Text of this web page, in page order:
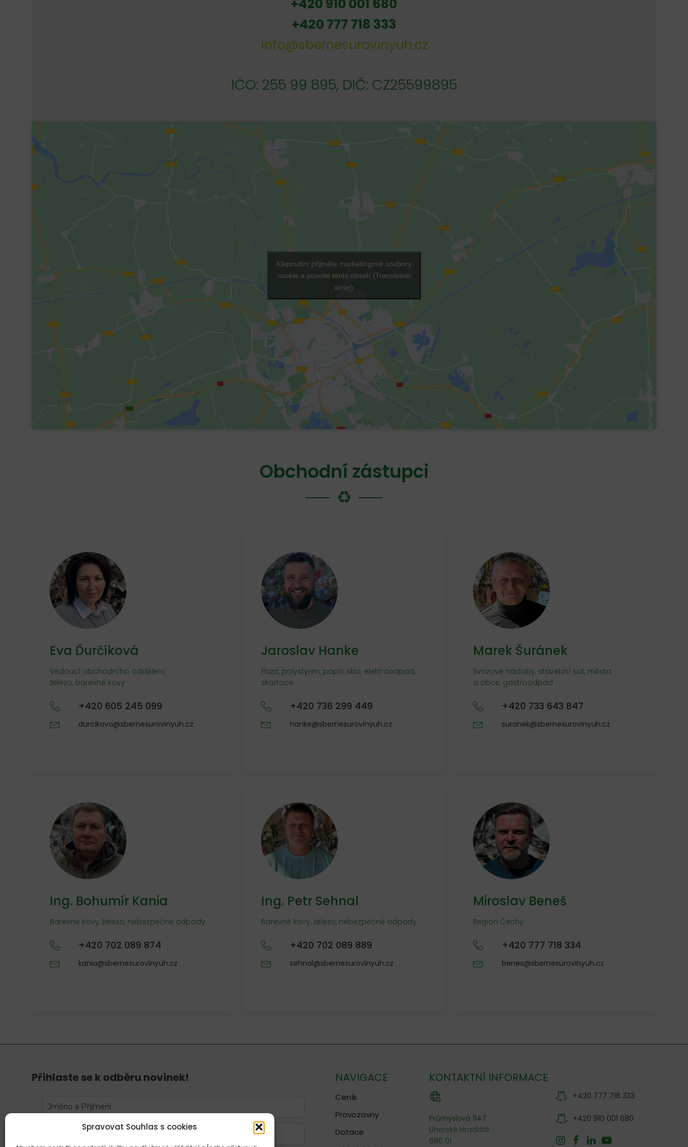
Spravovat Souhlas s cookies
+420 910 001 680
+420 777 718 333
info@sbernesurovinyuh.cz
IČO: 255 99 895, DIČ: CZ25599895
Klepnutím přijměte marketingové soubory
cookie a povolte tento obsah (Translation
error)
Obchodní zástupci
Eva Ďurčíková
Vedoucí obchodního oddělení,
železo, barevné kovy
+420 605 245 099
durcikova@sbernesurovinyuh.cz
Jaroslav Hanke
Plast, polystyren, papír, sklo, elektroodpad,
skartace
+420 736 299 449
hanke@sbernesurovinyuh.cz
Marek Šuránek
Svozové nádoby, stavební suť, města
a obce, gastroodpad
+420 733 643 847
suranek@sbernesurovinyuh.cz
Ing. Bohumír Kania
Barevné kovy, železo, nebezpečné odpady
+420 702 089 874
kania@sbernesurovinyuh.cz
Ing. Petr Sehnal
Barevné kovy, železo, nebezpečné odpady
+420 702 089 889
sehnal@sbernesurovinyuh.cz
Miroslav Beneš
Region Čechy
+420 777 718 334
benes@sbernesurovinyuh.cz
Přihlaste se k odběru novinek! NAVIGACE
Ceník
Provozovny
Dotace
KONTAKTNÍ INFORMACE
Průmyslová 1147
Uherské Hradiště
686 01
+420 777 718 333
+420 910 001 680